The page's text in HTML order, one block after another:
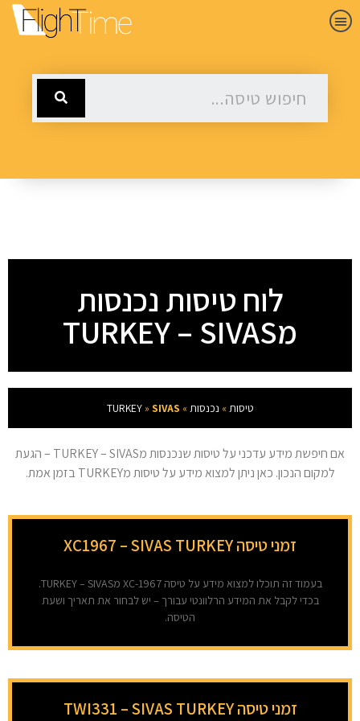
לוח טיסות נכנסות
מTURKEY – SIVAS
טיסות » נכנסות »
TURKEY» SIVAS
אם חיפשת מידע עדכני על טיסות שנכנסות מTURKEY – SIVAS – הגעת
למקום הנכון. כאן ניתן למצוא מידע על טיסות מTURKEY בזמן אמת.
זמני טיסה XC1967 – SIVAS TURKEY
בעמוד זה תוכלו למצוא מידע על טיסה XC-1967 מTURKEY – SIVAS.
בכדי לקבל את המידע הרלוונטי עבורך – יש לבחור את תאריך ושעת
הטיסה.
זמני טיסה TWI331 – SIVAS TURKEY